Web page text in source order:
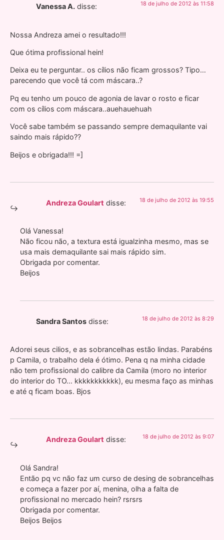
Vanessa A. disse: 18 de julho de 2012 às 11:58
Nossa Andreza amei o resultado!!!
Que ótima profissional hein!
Deixa eu te perguntar.. os cílios não ficam grossos? Tipo…
parecendo que você tá com máscara..?
Pq eu tenho um pouco de agonia de lavar o rosto e ficar
com os cílios com máscara..auehauehuah
Você sabe também se passando sempre demaquilante vai
saindo mais rápido??
Beijos e obrigada!!! =]
Andreza Goulart disse: 18 de julho de 2012 às 19:55
Olá Vanessa!
Não ficou não, a textura está igualzinha mesmo, mas se
usa mais demaquilante sai mais rápido sim.
Obrigada por comentar.
Beijos
Sandra Santos disse: 18 de julho de 2012 às 8:29
Adorei seus cilios, e as sobrancelhas estão lindas. Parabéns
p Camila, o trabalho dela é ótimo. Pena q na minha cidade
não tem profissional do calibre da Camila (moro no interior
do interior do TO… kkkkkkkkkkk), eu mesma faço as minhas
e até q ficam boas. Bjos
Andreza Goulart disse: 18 de julho de 2012 às 9:07
Olá Sandra!
Então pq vc não faz um curso de desing de sobrancelhas
e começa a fazer por aí, menina, olha a falta de
profissional no mercado hein? rsrsrs
Obrigada por comentar.
Beijos Beijos